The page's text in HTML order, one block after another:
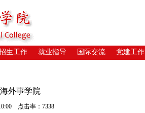
生工作 就业指导 国际交流 党建工作
外事学院
点击率：7338